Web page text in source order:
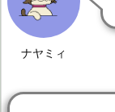
ナヤミィ